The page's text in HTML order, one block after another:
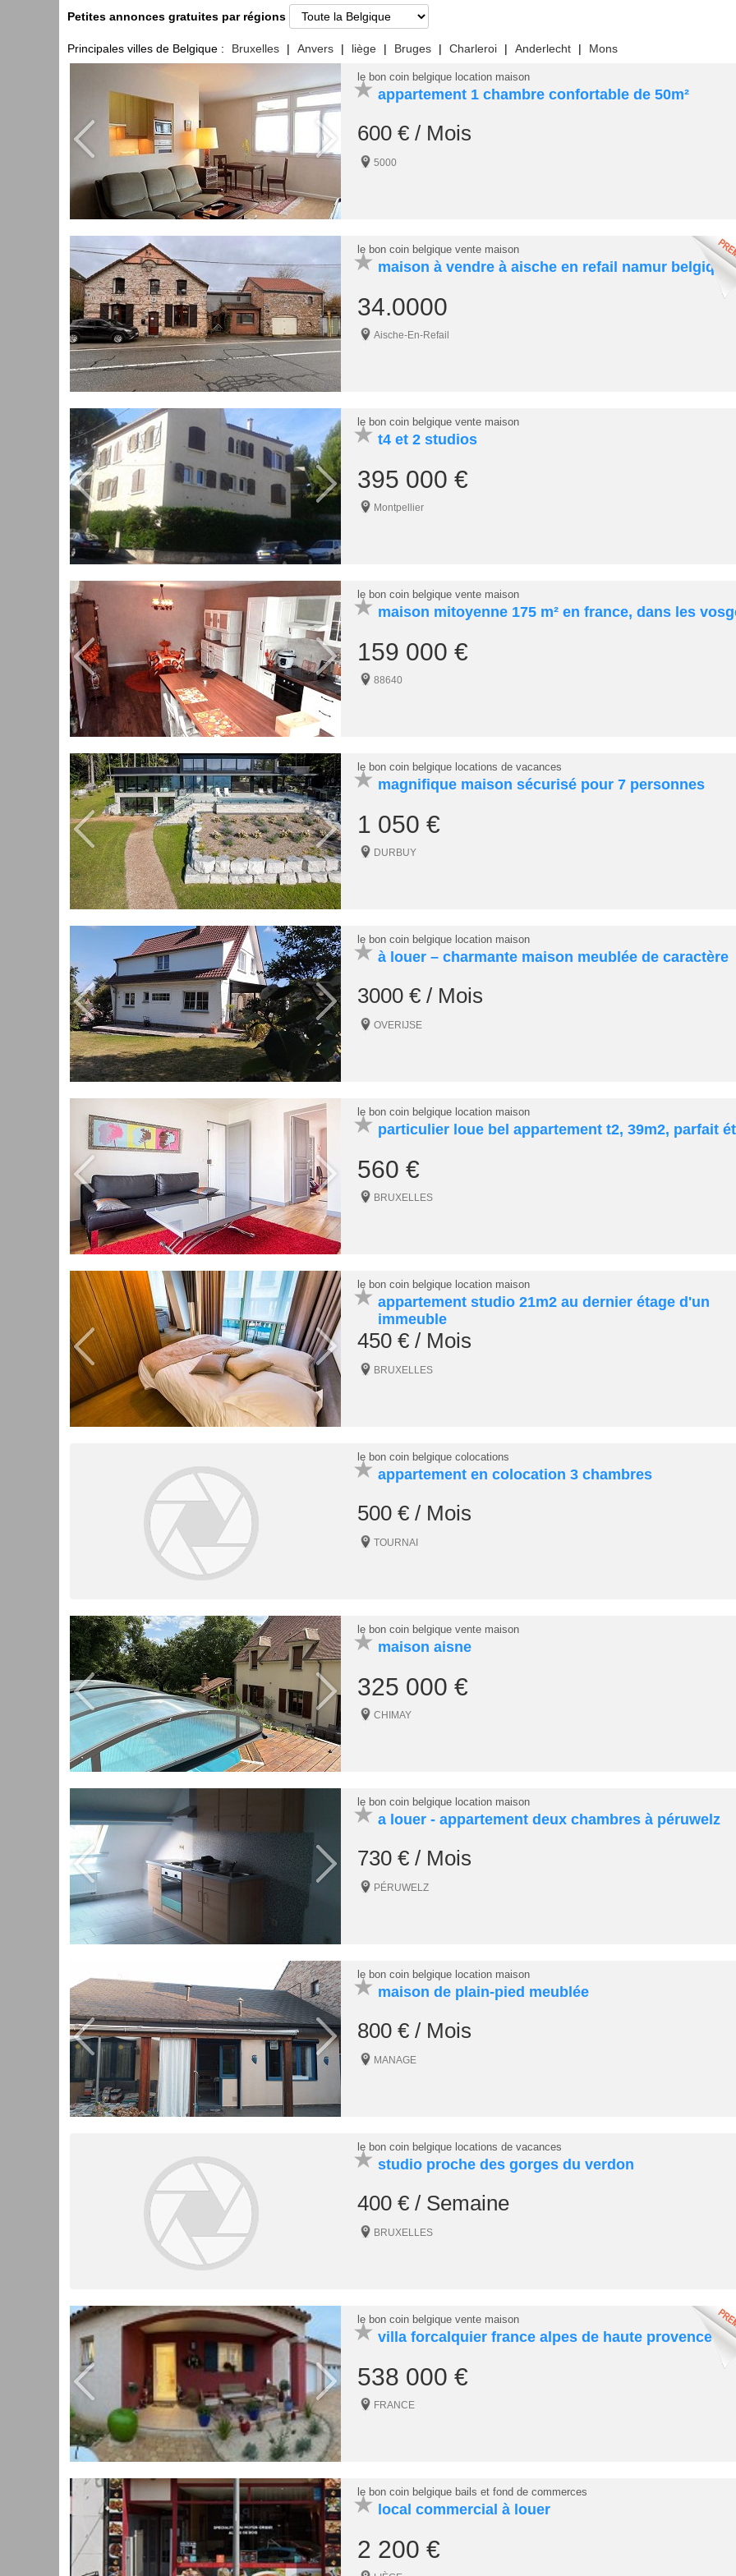
Petites annonces gratuites par régions
Principales villes de Belgique : Bruxelles | Anvers | liège | Bruges | Charleroi | Anderlecht | Mons
appartement 1 chambre confortable de 50m²
le bon coin belgique location maison
600 € / Mois
5000
★
maison à vendre à aische en refail namur belgique
le bon coin belgique vente maison
34.0000
Aische-En-Refail
★
t4 et 2 studios
le bon coin belgique vente maison
395 000 €
Montpellier
★
maison mitoyenne 175 m² en france, dans les
le bon coin belgique vente maison
159 000 €
88640
★
magnifique maison sécurisé pour 7 personnes
le bon coin belgique locations de vacances
1 050 €
DURBUY
★
à louer – charmante maison meublée de caractère
le bon coin belgique location maison
3000 € / Mois
OVERIJSE
★
particulier loue bel appartement t2, 39m2, parfait
le bon coin belgique location maison
560 €
BRUXELLES
★
appartement studio 21m2 au dernier étage d'un
immeuble
le bon coin belgique location maison
450 € / Mois
BRUXELLES
★
appartement en colocation 3 chambres
le bon coin belgique colocations
500 € / Mois
TOURNAI
★
maison aisne
le bon coin belgique vente maison
325 000 €
CHIMAY
★
a louer - appartement deux chambres à péruwelz
le bon coin belgique location maison
730 € / Mois
PÉRUWELZ
★
maison de plain-pied meublée
le bon coin belgique location maison
800 € / Mois
MANAGE
★
studio proche des gorges du verdon
le bon coin belgique locations de vacances
400 € / Semaine
BRUXELLES
★
villa forcalquier france alpes de haute provence
le bon coin belgique vente maison
538 000 €
FRANCE
★
local commercial à louer
le bon coin belgique bails et fond de commerces
2 200 €
★